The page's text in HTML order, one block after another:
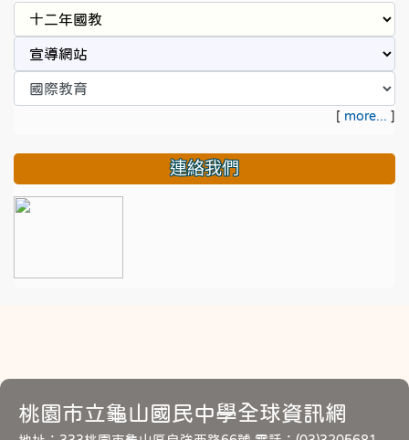
[ more... ]
連絡我們
桃園市立龜山國民中學全球資訊網